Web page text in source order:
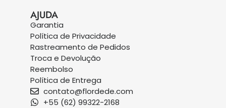
AJUDA
Garantia
Política de Privacidade
Rastreamento de Pedidos
Troca e Devolução
Reembolso
Política de Entrega
contato@flordede.com
+55 (62) 99322-2168